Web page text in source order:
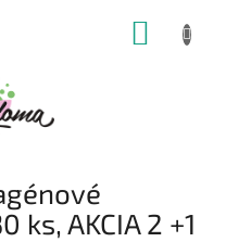
ks, AKCIA 2 +1